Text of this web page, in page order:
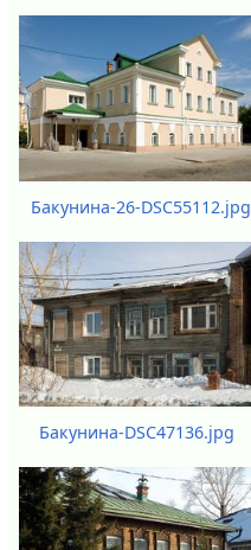
Бакунина-26-DSC55112.jpg
Бакунина-DSC47136.jpg